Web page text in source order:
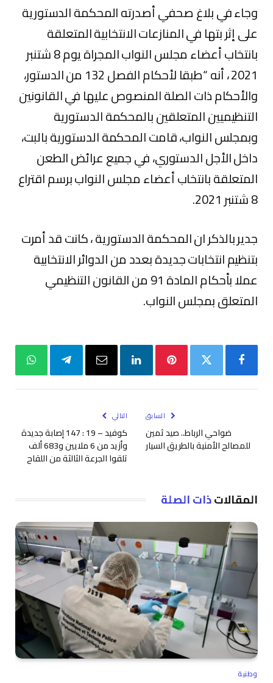
وجاء في بلاغ صحفي أصدرته المحكمة الدستورية
على إثر بتها في المنازعات الانتخابية المتعلقة
بانتخاب أعضاء مجلس النواب المجراة يوم 8 شتنبر
2021 ، أنه “طبقا لأحكام الفصل 132 من الدستور،
والأحكام ذات الصلة المنصوص عليها في القانونين
التنظيميين المتعلقين بالمحكمة الدستورية
وبمجلس النواب، قامت المحكمة الدستورية بالبت،
داخل الأجل الدستوري، في جميع عرائض الطعن
المتعلقة بانتخاب أعضاء مجلس النواب برسم اقتراع
8 شتنبر 2021.
جدير بالذكر ان المحكمة الدستورية ، كانت قد أمرت
بتنظيم انتخابات جديدة بعدد من الدوائر الانتخابية
عملا بأحكام المادة 91 من القانون التنظيمي
المتعلق بمجلس النواب.
السابق
ضواحي الرباط.. صيد ثمين
للمصالح الأمنية بالطريق السيار
التالي
كوفيد – 19 : 147 إصابة جديدة
وأزيد من 6 ملايين و683 ألف
تلقوا الجرعة الثالثة من اللقاح
المقالاتذات الصلة
وطنية